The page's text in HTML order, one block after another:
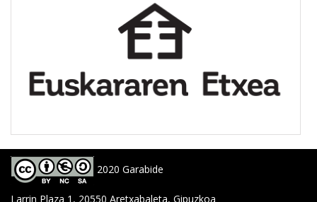
2020 Garabide
Larrin Plaza 1, 20550 Aretxabaleta, Gipuzkoa